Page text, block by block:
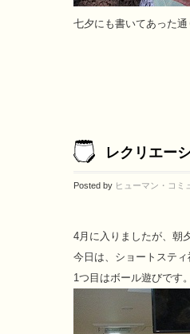
七夕にも書いてあった
レクリエー
Posted by ヒューマン・コミ
4月に入りましたが、朝
今日は、ショートステ
1つ目はボール遊びです